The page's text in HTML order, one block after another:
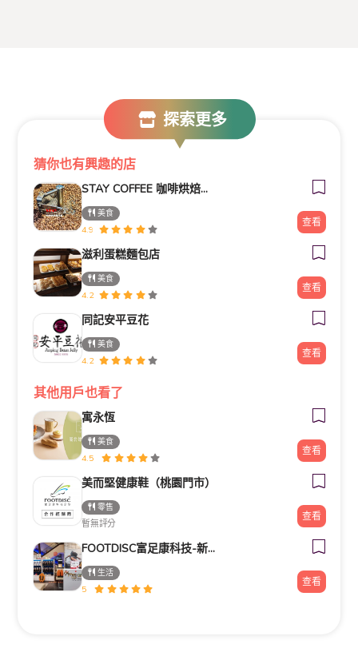
探索更多
猜你也有興趣的店
STAY COFFEE 咖啡烘焙專門家
美食
4.9
查看
滋利蛋糕麵包店
美食
4.2
查看
同記安平豆花
美食
4.2
查看
其他用戶也看了
寓永恆
美食
4.5
查看
美而堅健康鞋（桃園門市）
零售
暫無評分
查看
FOOTDISC富足康科技-新光三越-桃園站前店
生活
5
查看